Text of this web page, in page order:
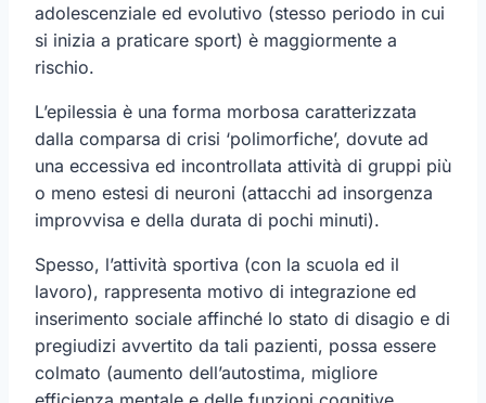
adolescenziale ed evolutivo (stesso periodo in cui
si inizia a praticare sport) è maggiormente a
rischio.
L’epilessia è una forma morbosa caratterizzata
dalla comparsa di crisi ‘polimorfiche’, dovute ad
una eccessiva ed incontrollata attività di gruppi più
o meno estesi di neuroni (attacchi ad insorgenza
improvvisa e della durata di pochi minuti).
Spesso, l’attività sportiva (con la scuola ed il
lavoro), rappresenta motivo di integrazione ed
inserimento sociale affinché lo stato di disagio e di
pregiudizi avvertito da tali pazienti, possa essere
colmato (aumento dell’autostima, migliore